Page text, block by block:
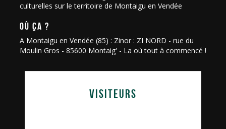
culturelles sur le territoire de Montaigu en Vendée
OÙ ÇA ?
A Montaigu en Vendée (85) : Zinor : ZI NORD - rue du
Moulin Gros - 85600 Montaig' - La où tout à commencé !
VISITEURS